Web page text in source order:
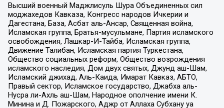
Высший военный Маджлисуль Шура Объединенных сил
моджахедов Кавказа, Конгресс народов Ичкерии и
Дагестана, База, Асбат аль-Ансар, Священная война,
Исламская группа, Братья-мусульмане, Партия исламского
освобождения, Лашкар-И-Тайба, Исламская группа,
Движение Талибан, Исламская партия Туркестана,
Общество социальных реформ, Общество возрождения
исламского наследия, Дом двух святых, Джунд аш-Шам,
Исламский джихад, Аль-Каида, Имарат Кавказ, АБТО,
Правый сектор, Исламское государство, Джабха аль-
Нусра ли-Ахль аш-Шам, Народное ополчение имени К.
Минина и Д. Пожарского, Аджр от Аллаха Субхану уа